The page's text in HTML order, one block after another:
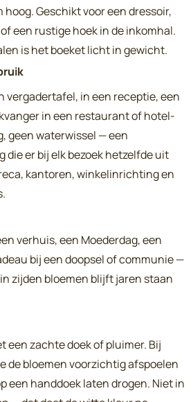
Geschikt voor een dressoir,
een rustige hoek in de inkomhal.
is het boeket licht in gewicht.
vergadertafel, in een receptie, een
in een restaurant of hotel-
geen waterwissel — een
er bij elk bezoek hetzelfde uit
kantoren, winkelinrichting en
verhuis, een Moederdag, een
bij een doopsel of communie —
zijden bloemen blijft jaren staan
een zachte doek of pluimer. Bij
de bloemen voorzichtig afspoelen
een handdoek laten drogen. Niet in